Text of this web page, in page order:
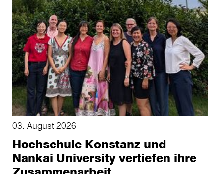
03. August 2026
Hochschule Konstanz und
Nankai University vertiefen ihre